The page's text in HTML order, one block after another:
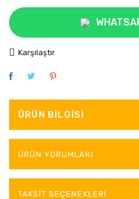
Karşılaştır
ÜRÜN BILGISI
ÜRÜN YORUMLARI
TAKSIT SEÇENEKLERI